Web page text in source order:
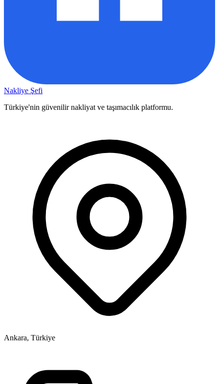
Nakliye Şefi
Türkiye'nin güvenilir nakliyat ve taşımacılık platformu.
Ankara, Türkiye